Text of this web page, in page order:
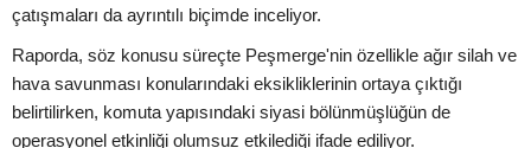
çatışmaları da ayrıntılı biçimde inceliyor.
Raporda, söz konusu süreçte Peşmerge'nin özellikle ağır silah ve
hava savunması konularındaki eksikliklerinin ortaya çıktığı
belirtilirken, komuta yapısındaki siyasi bölünmüşlüğün de
operasyonel etkinliği olumsuz etkilediği ifade ediliyor.